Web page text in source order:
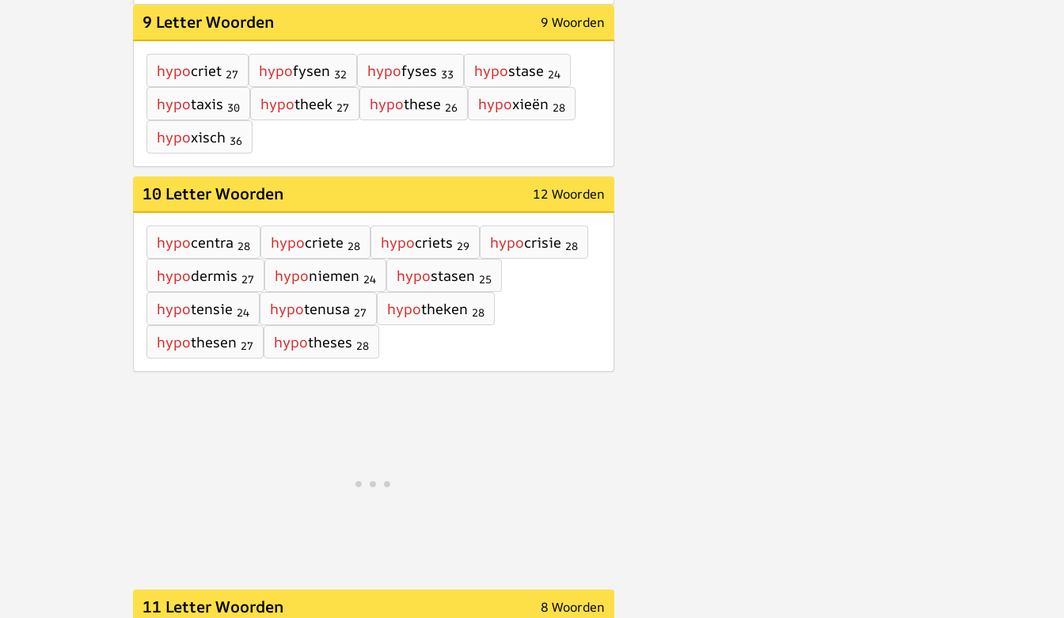
9 Letter Woorden 9 Woorden
hypocriet 27 hypofysen 32 hypofyses 33 hypostase 24
hypotaxis 30 hypotheek 27 hypothese 26 hypoxieën 28
hypoxisch 36
10 Letter Woorden 12 Woorden
hypocentra 28 hypocriete 28 hypocriets 29 hypocrisie 28
hypodermis 27 hyponiemen 24 hypostasen 25
hypotensie 24 hypotenusa 27 hypotheken 28
hypothesen 27 hypotheses 28
11 Letter Woorden 8 Woorden